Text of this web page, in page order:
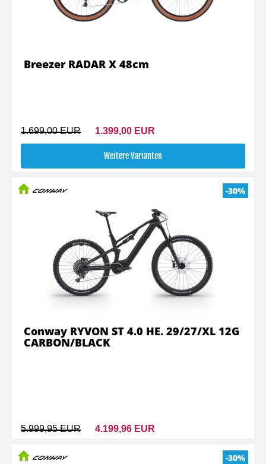
1.699,00 EUR 1.399,00 EUR
Weitere Varianten
Breezer RADAR X 48cm
-30%
5.999,95 EUR 4.199,96 EUR
Conway RYVON ST 4.0 HE. 29/27/XL 12G
CARBON/BLACK
-30%